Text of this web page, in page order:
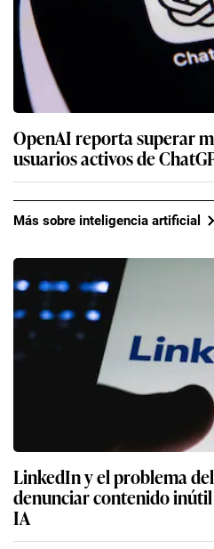
OpenAI reporta superar
usuarios activos de
Más sobre inteligencia artificial
LinkedIn y el problema
denunciar contenido
IA